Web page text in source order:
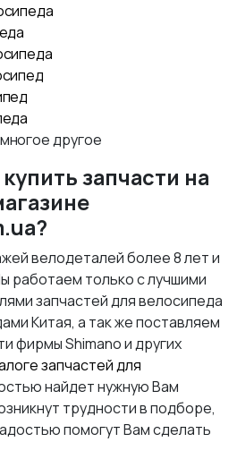
другое
запчасти на
велодеталей более 8 лет и
работаем только с лучшими
запчастей для велосипеда
Китая, а так же поставляем
фирмы Shimano и других
запчастей для
найдет нужную Вам
трудности в подборе,
помогут Вам сделать